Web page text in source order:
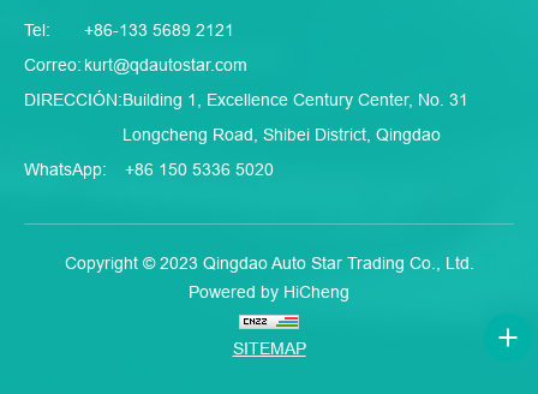
Tel:
+86-133 5689 2121
Correo: kurt@qdautostar.com
DIRECCIÓN:Building 1, Excellence Century Center, No. 31
Longcheng Road, Shibei District, Qingdao
WhatsApp:
+86 150 5336 5020
Copyright © 2023 Qingdao Auto Star Trading Co., Ltd.
Powered by HiCheng
SITEMAP